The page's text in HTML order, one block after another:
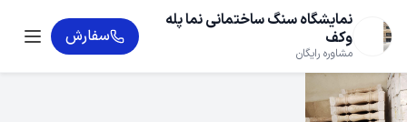
نمایشگاه سنگ ساختمانی نما پله
وکف
مشاوره رایگان
سفارش